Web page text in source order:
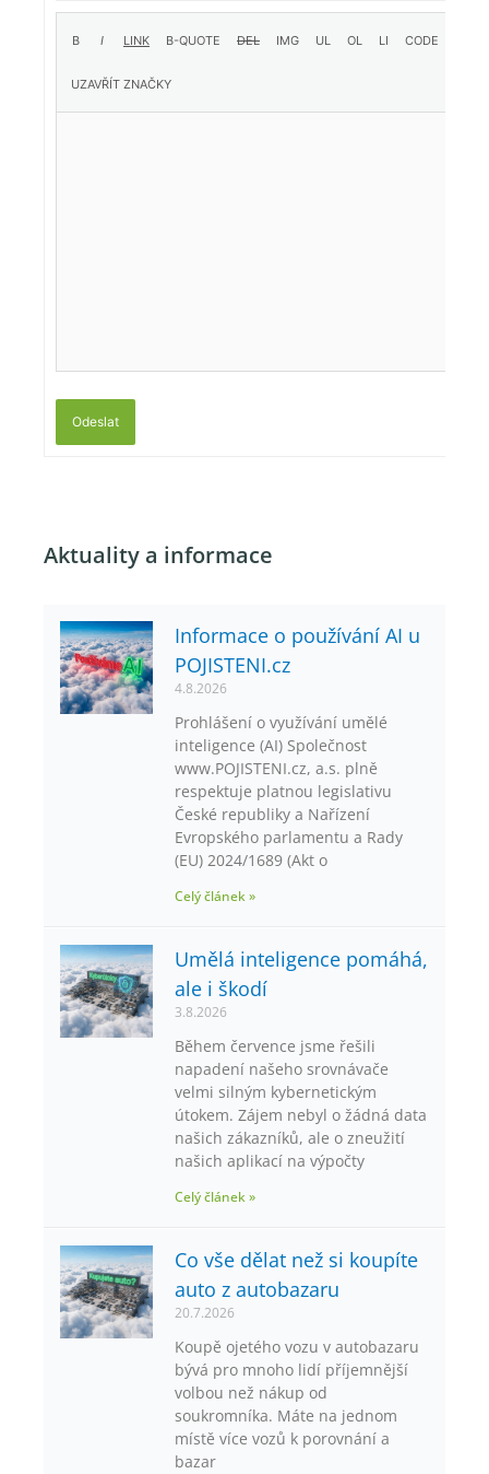
Odeslat
Aktuality a informace
Informace o používání AI u
POJISTENI.cz
4.8.2026
Prohlášení o využívání umělé
inteligence (AI) Společnost
www.POJISTENI.cz, a.s. plně
respektuje platnou legislativu
České republiky a Nařízení
Evropského parlamentu a Rady
(EU) 2024/1689 (Akt o
Celý článek »
Umělá inteligence pomáhá,
ale i škodí
3.8.2026
Během července jsme řešili
napadení našeho srovnávače
velmi silným kybernetickým
útokem. Zájem nebyl o žádná data
našich zákazníků, ale o zneužití
našich aplikací na výpočty
Celý článek »
Co vše dělat než si koupíte
auto z autobazaru
20.7.2026
Koupě ojetého vozu v autobazaru
bývá pro mnoho lidí příjemnější
volbou než nákup od
soukromníka. Máte na jednom
místě více vozů k porovnání a
bazar